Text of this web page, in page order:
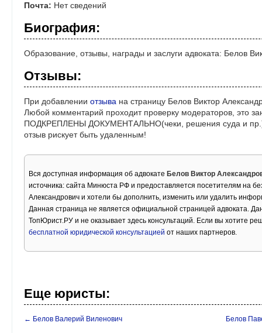
Почта: Нет сведений
Биография:
Образование, отзывы, награды и заслуги адвоката: Белов
Отзывы:
При добавлении отзыва на страницу Белов Виктор
Любой комментарий проходит проверку модераторов, это
ПОДКРЕПЛЕНЫ ДОКУМЕНТАЛЬНО(чеки, решения суда и пр.)!
отзыв рискует быть удаленным!
Вся доступная информация об адвокате Белов Виктор
источника: сайта Минюста РФ и предоставляется посетителям на
Александрович и хотели бы дополнить, изменить или удалить
Данная страница не является официальной страницей адвоката.
ТопЮрист.РУ и не оказывает здесь консультаций. Если вы хотите
бесплатной юридической консультацией от наших партнеров.
Еще юристы:
← Белов Валерий Виленович Белов